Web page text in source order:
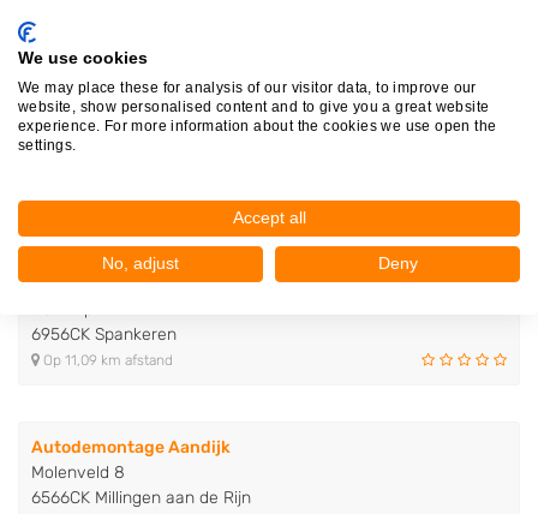
Steenbergen Recycling
Transito 13
Op 8,21 km afstand
Autorecycling De Timp
De Timp 19
6956CK Spankeren
Op 11,09 km afstand
Autodemontage Aandijk
Molenveld 8
6566CK Millingen aan de Rijn
We use cookies
We may place these for analysis of our visitor data, to improve our
website, show personalised content and to give you a great website
experience. For more information about the cookies we use open the
settings.
Accept all
No, adjust Deny